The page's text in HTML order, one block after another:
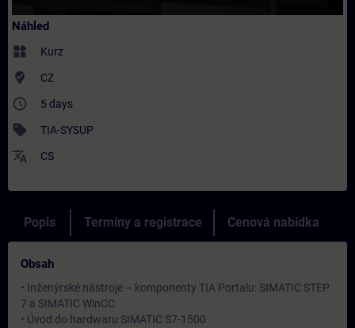
Náhled
widgets Kurz
where_to_vote CZ
access_time 5 days
sell TIA-SYSUP
translate CS
Popis Termíny a registrace Cenová nabídka
Obsah
• Inženýrské nástroje – komponenty TIA Portalu: SIMATIC STEP
7 a SIMATIC WinCC
• Úvod do hardwaru SIMATIC S7-1500